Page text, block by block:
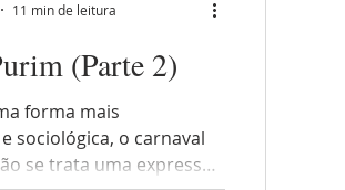
(Parte 2)
forma mais
sociológica, o carnaval
se trata uma expressão
11 min de leitura